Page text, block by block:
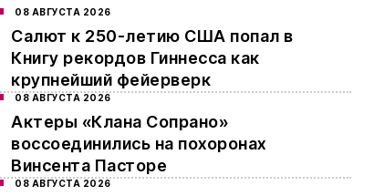
08 АВГУСТА 2026
Салют к 250-летию США попал в
Книгу рекордов Гиннесса как
крупнейший фейерверк
08 АВГУСТА 2026
Актеры «Клана Сопрано»
воссоединились на похоронах
Винсента Пасторе
08 АВГУСТА 2026